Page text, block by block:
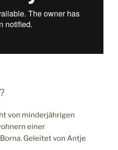
von minderjährigen
einer
Geleitet von Antje